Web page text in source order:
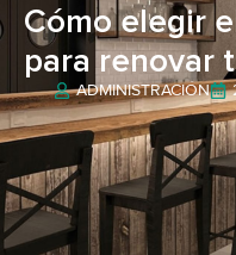
Cómo elegir
para renovar
ADMINISTRACIÓN